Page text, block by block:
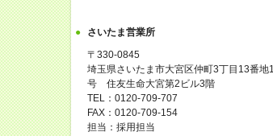
さいたま営業所
〒330-0845
埼玉県さいたま市大宮区仲町3丁目13番地1
号 住友生命大宮第2ビル3階
TEL：0120-709-707
FAX：0120-709-154
担当：採用担当